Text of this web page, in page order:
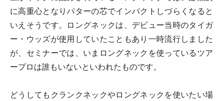
に高重心となりパターの芯でインパクトしづらくなると
いえそうです。ロングネックは、デビュー当時のタイガ
ー・ウッズが使用していたこともあり一時流行しました
が、セミナーでは、いまロングネックを使っているツア
ープロは誰もいないといわれたものです。
どうしてもクランクネックやロングネックを使いたい場